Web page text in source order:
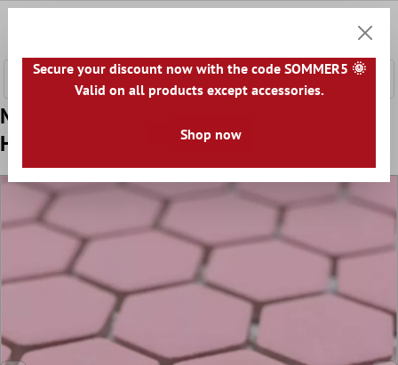
Muster von Keramikmosaik Bismarck R10B
Hexagon Rosa H23
Secure your discount now with the code SOMMER5 🌞
Valid on all products except accessories.
Shop now